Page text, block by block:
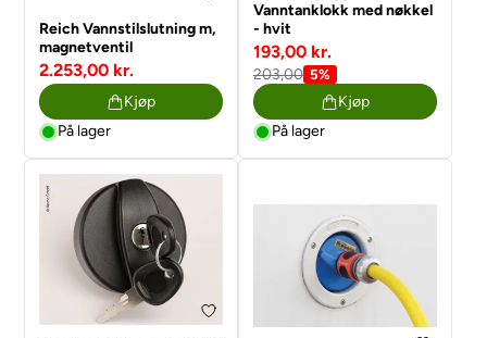
Reich Vannstilslutning m,
magnetventil
2.253,00 kr.
Kjøp
På lager
Vanntanklokk med nøkkel
- hvit
193,00 kr.
203,00 5%
Kjøp
På lager